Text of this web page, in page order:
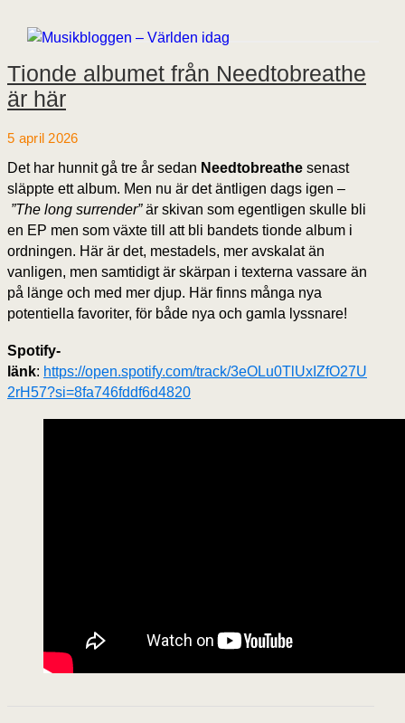
Tionde albumet från Needtobreathe
är här
5 april 2026
Det har hunnit gå tre år sedan Needtobreathe senast
släppte ett album. Men nu är det äntligen dags igen –
”The long surrender”är skivan som egentligen skulle bli
en EP men som växte till att bli bandets tionde album i
ordningen. Här är det, mestadels, mer avskalat än
vanligen, men samtidigt är skärpan i texterna vassare än
på länge och med mer djup. Här finns många nya
potentiella favoriter, för både nya och gamla lyssnare!
Spotify-
länk: https://open.spotify.com/track/3eOLu0TlUxIZfO27U
2rH57?si=8fa746fddf6d4820